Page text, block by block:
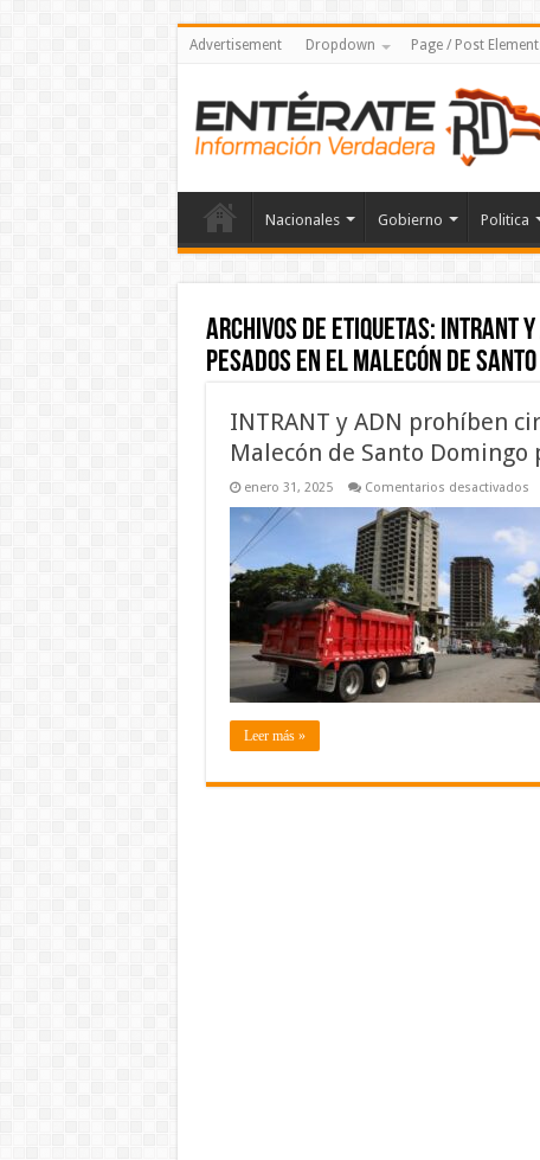
Advertisement Dropdown Page / Post
Nacionales Gobierno Politica
Archivos de etiquetas:
pesados en el Malecón de
INTRANT y ADN prohíben
Malecón de Santo
enero 31, 2025 Comentarios desactivadosen
el
Leer más »